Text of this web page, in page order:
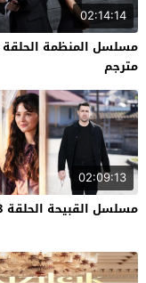
02:14:14
مترجم
02:09:13
مسلسل القبيحة الحلقة 8 مترجم